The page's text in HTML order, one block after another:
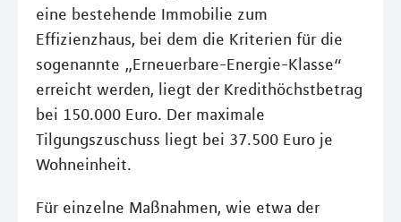
eine bestehende Immobilie zum
Effizienzhaus, bei dem die Kriterien für die
sogenannte „Erneuerbare-Energie-Klasse“
erreicht werden, liegt der Kredithöchstbetrag
bei 150.000 Euro. Der maximale
Tilgungszuschuss liegt bei 37.500 Euro je
Wohneinheit.
Für einzelne Maßnahmen, wie etwa der